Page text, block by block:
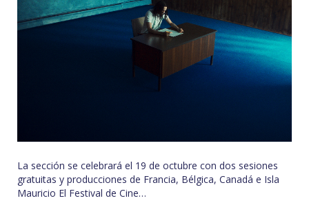
La sección se celebrará el 19 de octubre con dos sesiones
gratuitas y producciones de Francia, Bélgica, Canadá e Isla
Mauricio El Festival de Cine…